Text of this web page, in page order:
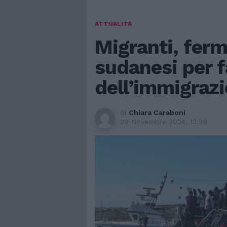
ATTUALITÀ
Migranti,
sudanesi per
di Chiara Caraboni
29 Novembre 2024, 13:39